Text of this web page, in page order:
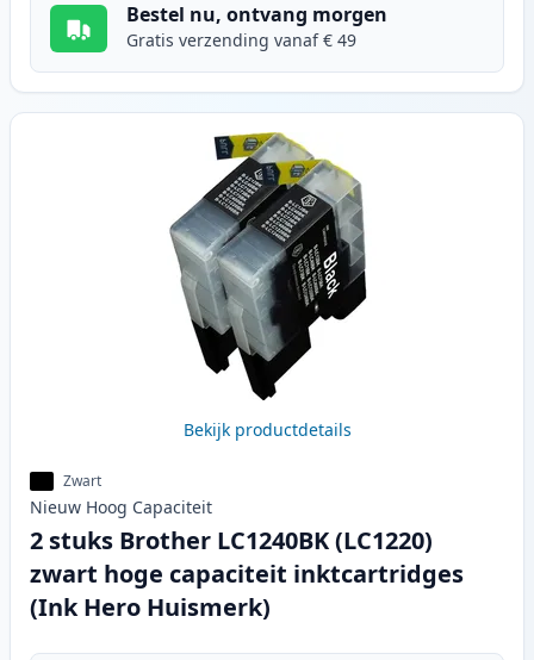
Bestel nu, ontvang morgen
Gratis verzending vanaf € 49
Bekijk productdetails
Zwart
Nieuw Hoog Capaciteit
2 stuks Brother LC1240BK (LC1220)
zwart hoge capaciteit inktcartridges
(Ink Hero Huismerk)